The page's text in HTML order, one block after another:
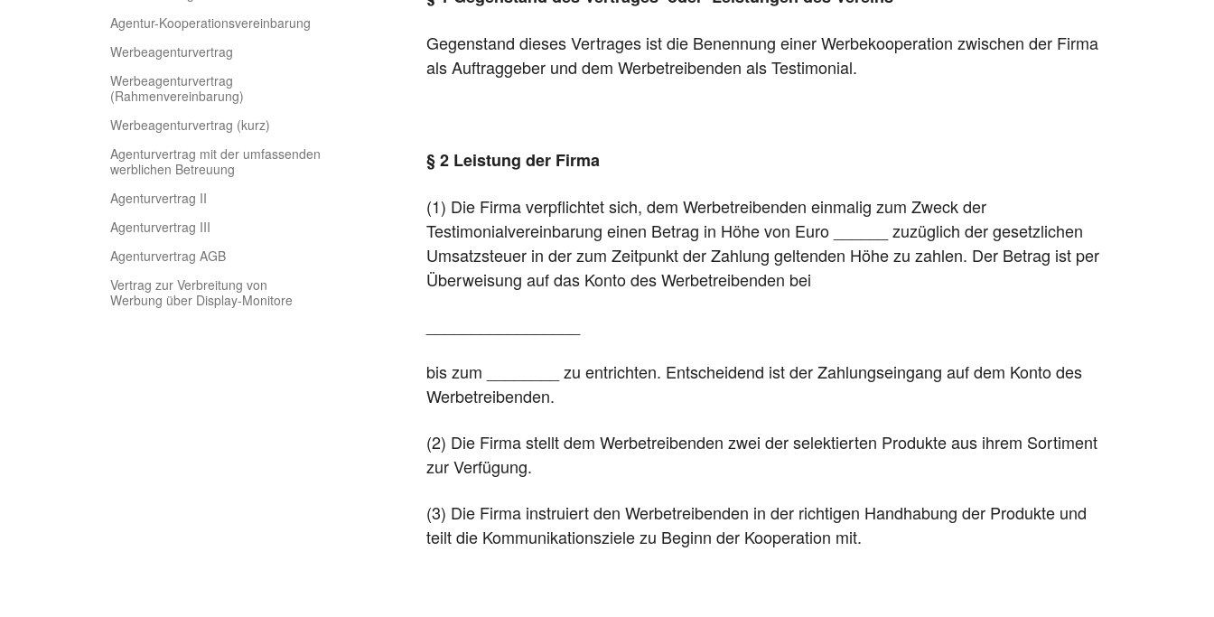
Agentur-Kooperationsvereinbarung
Werbeagenturvertrag
Werbeagenturvertrag
(Rahmenvereinbarung)
Werbeagenturvertrag (kurz)
Agenturvertrag mit der umfassenden
werblichen Betreuung
Agenturvertrag II
Agenturvertrag III
Agenturvertrag AGB
Vertrag zur Verbreitung von
Werbung über Display-Monitore
Gegenstand dieses Vertrages ist die Benennung einer Werbekooperation zwischen der Firma
als Auftraggeber und dem Werbetreibenden als Testimonial.
§ 2 Leistung der Firma
(1) Die Firma verpflichtet sich, dem Werbetreibenden einmalig zum Zweck der
Testimonialvereinbarung einen Betrag in Höhe von Euro ______ zuzüglich der gesetzlichen
Umsatzsteuer in der zum Zeitpunkt der Zahlung geltenden Höhe zu zahlen. Der Betrag ist per
Überweisung auf das Konto des Werbetreibenden bei
bis zum ________ zu entrichten. Entscheidend ist der Zahlungseingang auf dem Konto des
Werbetreibenden.
(2) Die Firma stellt dem Werbetreibenden zwei der selektierten Produkte aus ihrem Sortiment
zur Verfügung.
(3) Die Firma instruiert den Werbetreibenden in der richtigen Handhabung der Produkte und
teilt die Kommunikationsziele zu Beginn der Kooperation mit.